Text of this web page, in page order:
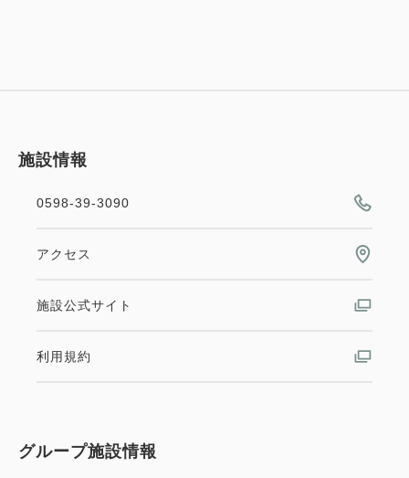
施設情報
0598-39-3090
アクセス
施設公式サイト
利用規約
グループ施設情報